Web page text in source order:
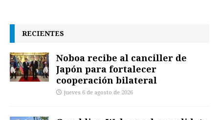
RECIENTES
Noboa recibe al canciller de
Japón para fortalecer
cooperación bilateral
jueves 6 de agosto de 2026